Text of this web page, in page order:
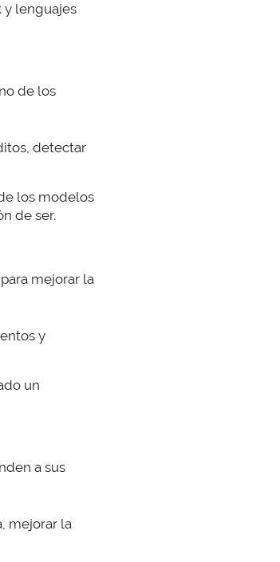
y lenguajes
de los
detectar
los modelos
de ser.
para mejorar la
y
un
a sus
mejorar la